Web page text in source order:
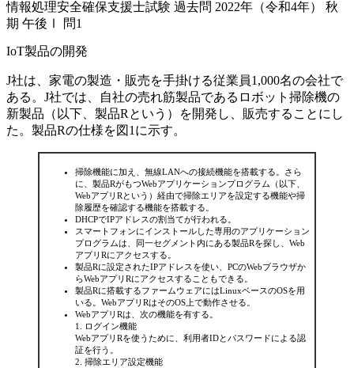
情報処理安全確保支援士試験 過去問 2022年（令和4年） 秋
期 午後Ⅰ 問1
IoT製品の開発
J社は、家電の製造・販売を手掛ける従業員1,000名の会社で
ある。J社では、自社の売れ筋製品であるロボット掃除機の
新製品（以下、製品Rという）を開発し、販売することにし
た。製品Rの仕様を図1に示す。
掃除機能に加え、無線LANへの接続機能を搭載する。さら
に、製品RがもつWebアプリケーションプログラム（以下、
WebアプリRという）経由で掃除エリアを設定する機能や掃
除履歴を確認する機能を搭載する。
DHCPでIPアドレスの割当てが行われる。
スマートフォンにインストールした専用のアプリケーション
プログラムは、同一セグメント内にある製品Rを探し、Web
アプリRにアクセスする。
製品Rに設定されたIPアドレスを使い、PCのWebブラウザか
らWebアプリRにアクセスすることもできる。
製品Rに搭載するファームウェアにはLinuxベースのOSを用
いる。WebアプリRはそのOS上で動作させる。
WebアプリRは、次の機能を有する。
ログイン機能
WebアプリRを使うために、利用者IDとパスワードによる認
証を行う。
掃除エリア設定機能